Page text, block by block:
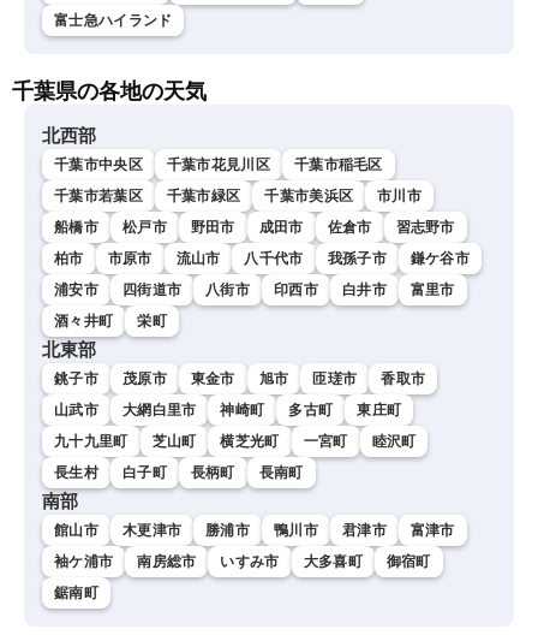
富士急ハイランド
千葉県の各地の天気
北西部
千葉市中央区 千葉市花見川区
千葉市稲毛区
千葉市若葉区
千葉市緑区 千葉市美浜区
市川市
船橋市
松戸市 野田市 成田市 佐倉市
習志野市
柏市
市原市 流山市 八千代市 我孫子市
鎌ケ谷市
浦安市
四街道市 八街市 印西市 白井市
富里市
酒々井町
栄町
北東部
銚子市 茂原市 東金市 旭市 匝瑳市
香取市
山武市
大網白里市 神崎町 多古町
東庄町
九十九里町
芝山町 横芝光町 一宮町
睦沢町
長生村
白子町 長柄町 長南町
南部
館山市 木更津市 勝浦市 鴨川市 君津市
富津市
袖ケ浦市
南房総市 いすみ市 大多喜町
御宿町
鋸南町